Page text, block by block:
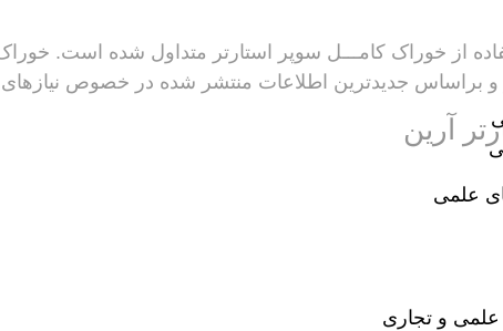
علمی
و تجاری
از خوراک کامـــل سوپر استارتر متداول شده است.
بر‌اساس جدیدترین اطلاعات منتشر شده در خصوص
آرین